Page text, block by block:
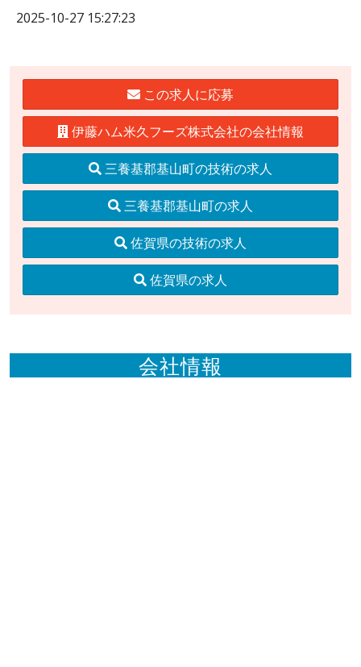
2025-10-27 15:27:23
この求人に応募
伊藤ハム米久フーズ株式会社の会社情報
三養基郡基山町の技術の求人
三養基郡基山町の求人
佐賀県の技術の求人
佐賀県の求人
会社情報